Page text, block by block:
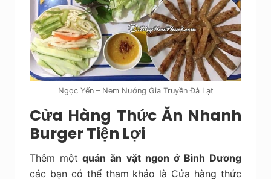
Ngọc Yến – Nem Nướng Gia Truyền Đà Lạt
Cửa Hàng Thức Ăn Nhanh
Burger Tiện Lợi
Thêm một quán ăn vặt ngon ở Bình Dương
các bạn có thể tham khảo là Cửa hàng thức